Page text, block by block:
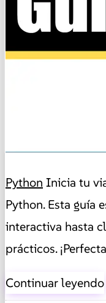
Python Inicia tu
Python. Esta guía
interactiva hasta
prácticos.
Continuar leyendo